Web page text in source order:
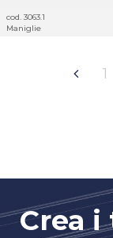
cod. 3063.1
Maniglie
1
Crea